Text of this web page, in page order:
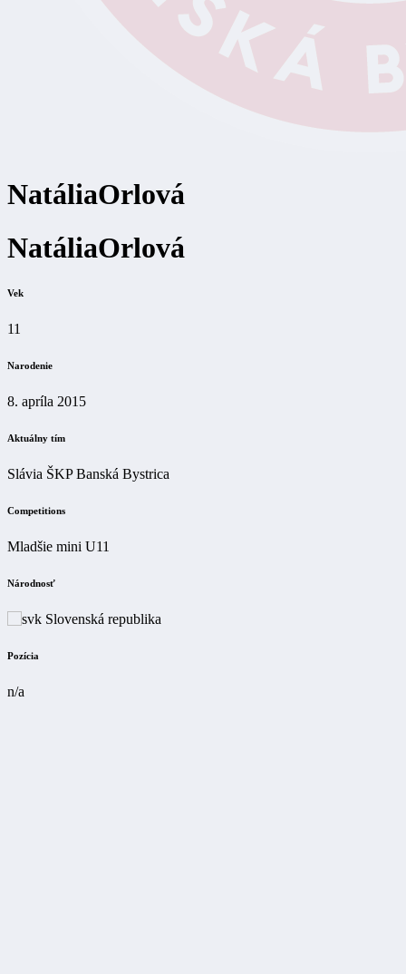
NatáliaOrlová
NatáliaOrlová
Vek
11
Narodenie
8. apríla 2015
Aktuálny tím
Slávia ŠKP Banská Bystrica
Competitions
Mladšie mini U11
Národnosť
Slovenská republika
Pozícia
n/a